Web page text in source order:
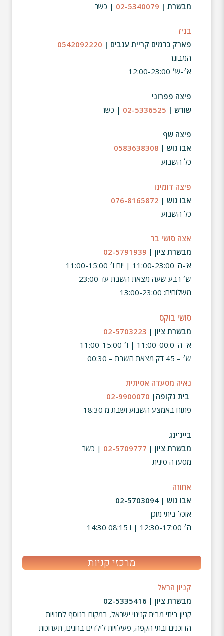
מבשרת | 02-5340079 | כשר
בניז
פארק כרמים קריית ענבים | 0542092220
המבוגר
א׳-ש׳ 12:00-23:00
פיצה פפרוני
שורש | 02-5336525 | כשר
פיצה שף
אבו גוש | 0583638308
כל השבוע
פיצה דומינו
אבו גוש | 076-8165872
כל השבוע
אצה סושי בר
מבשרת ציון | 02-5791939
א'-ה' 11:00-23:00 | יום ו׳ 11:00-15:00
ש׳ רבע שעה מצאת השבת עד 23:00
משלוחים: 13:00-23:00
סושי בוקס
מבשרת ציון | 02-5703223
א'-ה' 11:00-00:0 | ו׳ 11:00-15:00
ש׳ – 45 דק מצאת השבת – 00:30
נאיה מסעדה אסיתית
בית נקופה| 02-9900070
פתוח באמצע השבוע ושבת מ 18:30
בייג’ינג
מבשרת ציון | 02-5709777 | כשר
מסעדה סינית
אחוזה
אבו גוש | 02-5703094
אוכל ביתי מוכן
ה׳ 12:30-17:00 | ו 08:15 14:30
מרכזי קניות
קניון הראל
מבשרת ציון | 02-5335416
קניון ביתי מבית קנינוי ישראל, במקום בנוסף לחנויות
הדוכנים ובתי הקפה, פעילויות לילדים בחגים, תערוכות